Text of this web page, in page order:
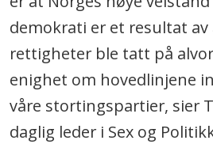
demokrati er et resultat av
rettigheter ble tatt på
enighet om hovedlinjene
våre stortingspartier, sier
daglig leder i Sex og